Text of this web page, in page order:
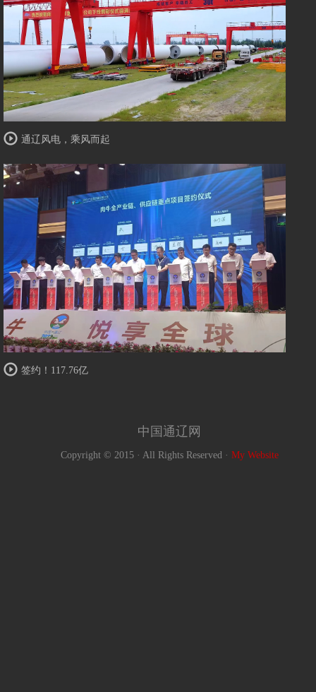
通辽风电，乘风而起
签约！117.76亿
中国通辽网
Copyright © 2015 · All Rights Reserved · My Website